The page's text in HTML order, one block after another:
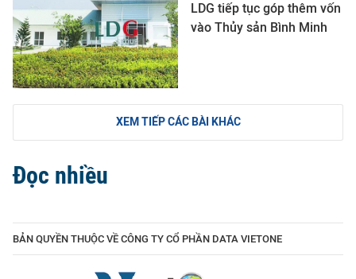
LDG tiếp tục góp thêm vốn
vào Thủy sản Bình Minh
XEM TIẾP CÁC BÀI KHÁC
Đọc nhiều
BẢN QUYỀN THUỘC VỀ CÔNG TY CỔ PHẦN DATA VIETONE